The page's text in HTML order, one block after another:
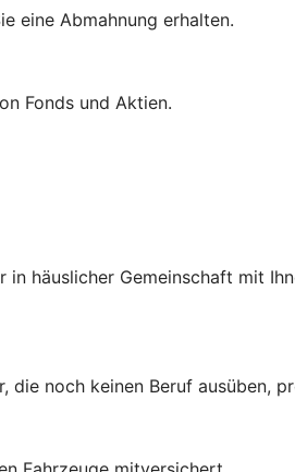
eine Abmahnung erhalten.
Fonds und Aktien.
häuslicher Gemeinschaft mit
noch keinen Beruf ausüben,